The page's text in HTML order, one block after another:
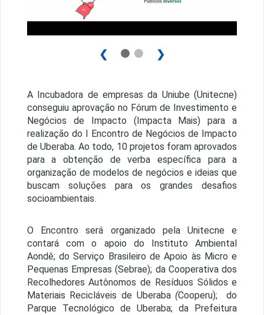
❮ ❯
A Incubadora de empresas da Uniube (Unitecne)
conseguiu aprovação no Fórum de Investimento e
Negócios de Impacto (Impacta Mais) para a
realização do I Encontro de Negócios de Impacto
de Uberaba. Ao todo, 10 projetos foram aprovados
para a obtenção de verba específica para a
organização de modelos de negócios e ideias que
buscam soluções para os grandes desafios
socioambientais.
O Encontro será organizado pela Unitecne e
contará com o apoio do Instituto Ambiental
Aondê; do Serviço Brasileiro de Apoio às Micro e
Pequenas Empresas (Sebrae); da Cooperativa dos
Recolhedores Autônomos de Resíduos Sólidos e
Materiais Recicláveis de Uberaba(Cooperu); do
Parque Tecnológico de Uberaba; da Prefeitura